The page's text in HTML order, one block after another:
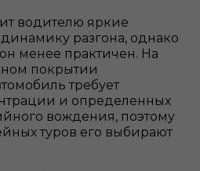
водителю яркие
разгона, однако
менее практичен. На
покрытии
требует
и определенных
вождения, поэтому
туров его выбирают